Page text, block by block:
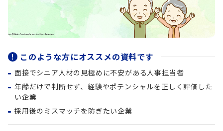
このような方にオススメの資料です
面接でシニア人材の見極めに不安がある人事担当者
年齢だけで判断せず、経験やポテンシャルを正しく評価した
い企業
採用後のミスマッチを防ぎたい企業